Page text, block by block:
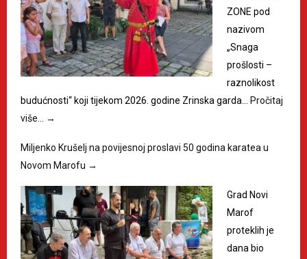
ZONE pod
nazivom
„Snaga
prošlosti –
raznolikost
budućnosti“ koji tijekom 2026. godine Zrinska garda…
Pročitaj
više…
→
Miljenko Krušelj na povijesnoj proslavi 50 godina karatea u
Novom Marofu →
Grad Novi
Marof
proteklih je
dana bio